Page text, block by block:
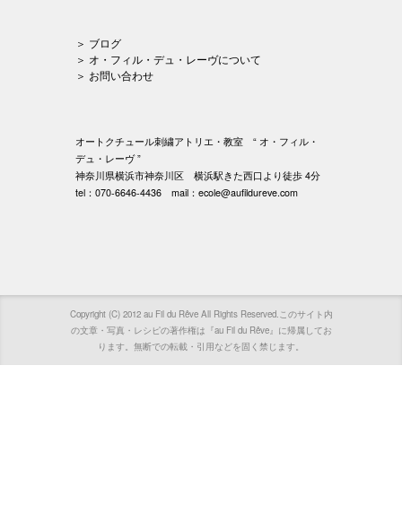
＞ ブログ
＞ オ・フィル・デュ・レーヴについて
＞ お問い合わせ
オートクチュール刺繍アトリエ・教室 “ オ・フィル・
デュ・レーヴ ”
神奈川県横浜市神奈川区 横浜駅きた西口より徒歩 4分
tel：070-6646-4436 mail：ecole@aufildureve.com
Copyright (C) 2012 au Fil du Rêve All Rights Reserved.このサイト内
の文章・写真・レシピの著作権は『au Fil du Rêve』に帰属してお
ります。無断での転載・引用などを固く禁じます。